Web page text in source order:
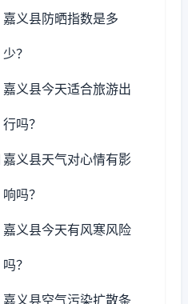
嘉义县防晒指数是多
少？
嘉义县今天适合旅游出
行吗？
嘉义县天气对心情有影
响吗？
嘉义县今天有风寒风险
吗？
嘉义县空气污染扩散条